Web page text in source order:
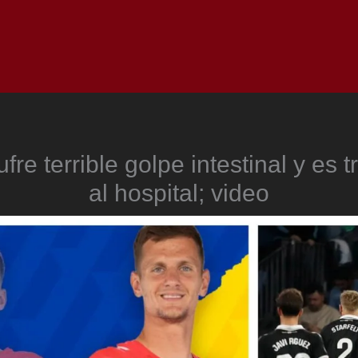
terrible golpe intestinal y es
al hospital; video